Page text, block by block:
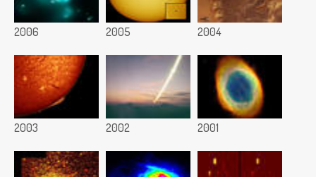
2006 2005 2004
2003 2002 2001